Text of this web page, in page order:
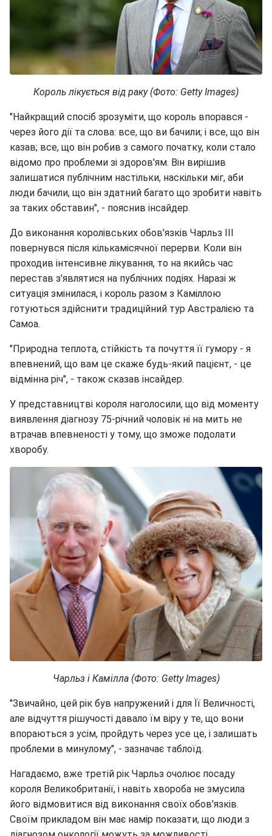
Король лікується від раку (Фото: Getty Images)
"Найкращий спосіб зрозуміти, що король впорався -
через його дії та слова: все, що ви бачили; і все, що він
казав; все, що він робив з самого початку, коли стало
відомо про проблеми зі здоров'ям. Він вирішив
залишатися публічним настільки, наскільки міг, аби
люди бачили, що він здатний багато що зробити навіть
за таких обставин", - пояснив інсайдер.
До виконання королівських обов'язків Чарльз III
повернувся після кількамісячної перерви. Коли він
проходив інтенсивне лікування, то на якийсь час
перестав з'являтися на публічних подіях. Наразі ж
ситуація змінилася, і король разом з Каміллою
готуються здійснити традиційний тур Австралією та
Самоа.
"Природна теплота, стійкість та почуття її гумору - я
впевнений, що вам це скаже будь-який пацієнт, - це
відмінна річ", - також сказав інсайдер.
У представництві короля наголосили, що від моменту
виявлення діагнозу 75-річний чоловік ні на мить не
втрачав впевненості у тому, що зможе подолати
хворобу.
Чарльз і Камілла (Фото: Getty Images)
"Звичайно, цей рік був напружений і для Її Величності,
але відчуття рішучості давало їм віру у те, що вони
впораються з усім, пройдуть через усе це, і залишать
проблеми в минулому", - зазначає таблоїд.
Нагадаємо, вже третій рік Чарльз очолює посаду
короля Великобританії, і навіть хвороба не змусила
його відмовитися від виконання своїх обов'язків.
Своїм прикладом він має намір показати, що люди з